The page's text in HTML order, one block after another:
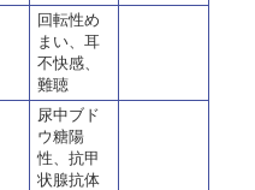
回転性め
まい、耳
不快感、
難聴
尿中ブド
ウ糖陽
性、抗甲
状腺抗体